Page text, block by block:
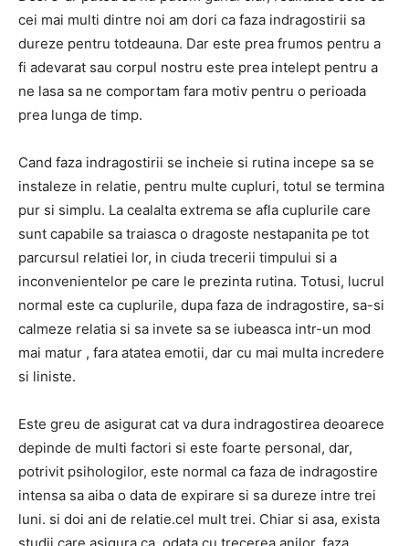
cei mai multi dintre noi am dori ca faza indragostirii sa
dureze pentru totdeauna. Dar este prea frumos pentru a
fi adevarat sau corpul nostru este prea intelept pentru a
ne lasa sa ne comportam fara motiv pentru o perioada
prea lunga de timp.
Cand faza indragostirii se incheie si rutina incepe sa se
instaleze in relatie, pentru multe cupluri, totul se termina
pur si simplu. La cealalta extrema se afla cuplurile care
sunt capabile sa traiasca o dragoste nestapanita pe tot
parcursul relatiei lor, in ciuda trecerii timpului si a
inconvenientelor pe care le prezinta rutina. Totusi, lucrul
normal este ca cuplurile, dupa faza de indragostire, sa-si
calmeze relatia si sa invete sa se iubeasca intr-un mod
mai matur , fara atatea emotii, dar cu mai multa incredere
si liniste.
Este greu de asigurat cat va dura indragostirea deoarece
depinde de multi factori si este foarte personal, dar,
potrivit psihologilor, este normal ca faza de indragostire
intensa sa aiba o data de expirare si sa dureze intre trei
luni. si doi ani de relatie.cel mult trei. Chiar si asa, exista